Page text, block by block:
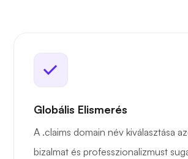
Globális Elismerés
A .claims domain név kiválasztása
bizalmat és professzionalizmust